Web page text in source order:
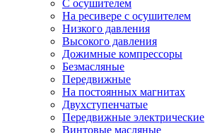
С осушителем
На ресивере с осушителем
Низкого давления
Высокого давления
Дожимные компрессоры
Безмасляные
Передвижные
На постоянных магнитах
Двухступенчатые
Передвижные электрические
Винтовые масляные